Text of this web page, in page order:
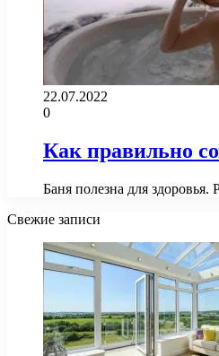
22.07.2022
0
Как правильно
Баня полезна для
Свежие записи